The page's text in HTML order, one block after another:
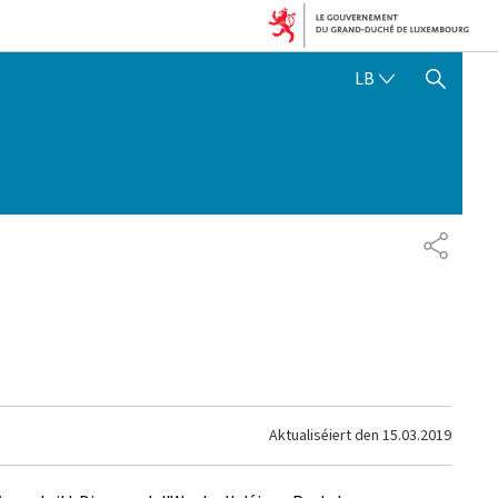
LB SHOW HIDE SEARCH
Aktualiséiert den 15.03.2019